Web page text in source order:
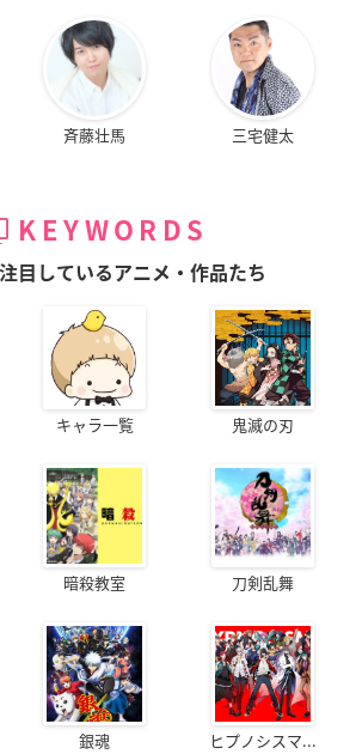
斉藤壮馬 三宅健太
KEYWORDS
目しているアニメ・作品たち
キャラ一覧 鬼滅の刃
暗殺教室 刀剣乱舞
銀魂 ヒプノシスマ...